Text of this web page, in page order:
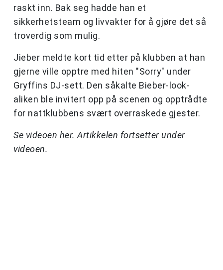
raskt inn. Bak seg hadde han et
sikkerhetsteam og livvakter for å gjøre det så
troverdig som mulig.
Jieber meldte kort tid etter på klubben at han
gjerne ville opptre med hiten "Sorry" under
Gryffins DJ-sett. Den såkalte Bieber-look-
aliken ble invitert opp på scenen og opptrådte
for nattklubbens svært overraskede gjester.
Se videoen her. Artikkelen fortsetter under
videoen.